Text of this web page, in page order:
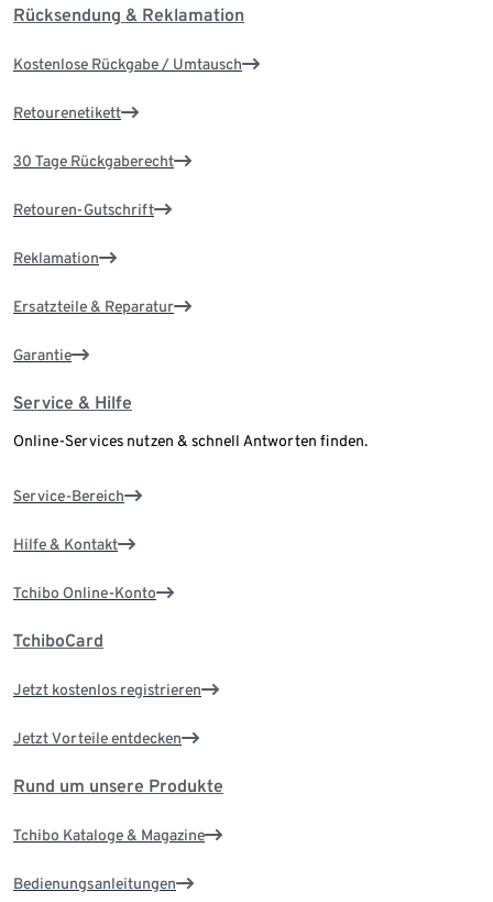
Rücksendung & Reklamation
Kostenlose Rückgabe / Umtausch
Retourenetikett
30 Tage Rückgaberecht
Retouren-Gutschrift
Reklamation
Ersatzteile & Reparatur
Garantie
Service & Hilfe
Online-Services nutzen & schnell Antworten finden.
Service-Bereich
Hilfe & Kontakt
Tchibo Online-Konto
TchiboCard
Jetzt kostenlos registrieren
Jetzt Vorteile entdecken
Rund um unsere Produkte
Tchibo Kataloge & Magazine
Bedienungsanleitungen